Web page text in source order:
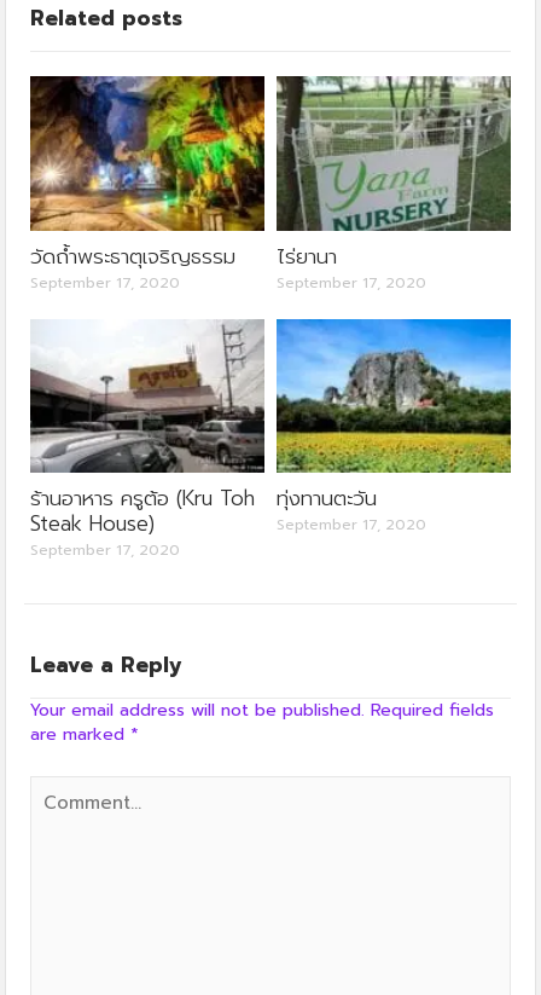
Related posts
วัดถ้ำพระธาตุเจริญธรรม
September 17, 2020
ไร่ยานา
September 17, 2020
ร้านอาหาร ครูต้อ (Kru Toh
Steak House)
September 17, 2020
ทุ่งทานตะวัน
September 17, 2020
Leave a Reply
Your email address will not be published. Required fields
are marked *